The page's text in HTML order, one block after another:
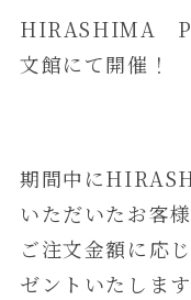
HIRASHIMA
文館にて開催！
期間中に
いただいたお客様
ご注文金額に応
ゼントいたします